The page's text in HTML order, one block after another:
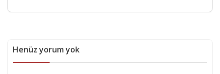
Henüz yorum yok